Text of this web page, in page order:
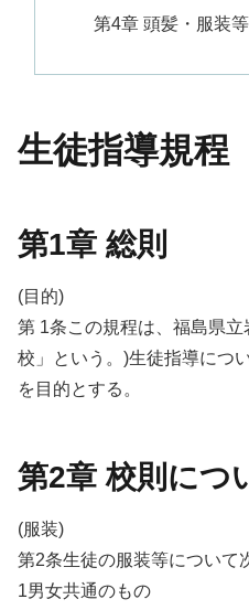
第4章 頭髪・服装
生徒指導規程
第1章 総則
(目的)
第 1条この規程は、福島県
校」という。)生徒指導につ
を目的とする。
第2章 校則につ
(服装)
第2条生徒の服装等について
1男女共通のもの